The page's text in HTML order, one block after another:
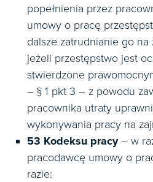
popełnienia przez
umowy o pracę
dalsze zatrudnianie go
jeżeli przestępstwo jest
stwierdzone
– § 1 pkt 3 – z powodu
pracownika utraty
wykonywania pracy na
53 Kodeksu pracy– w
pracodawcę umowy o
razie: